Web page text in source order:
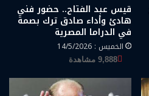
قيس عبد الفتاح.. حضور فني
هادئ وأداء صادق ترك بصمة
في الدراما المصرية
الخميس : 14/5/2026
9,888 مشاهدة